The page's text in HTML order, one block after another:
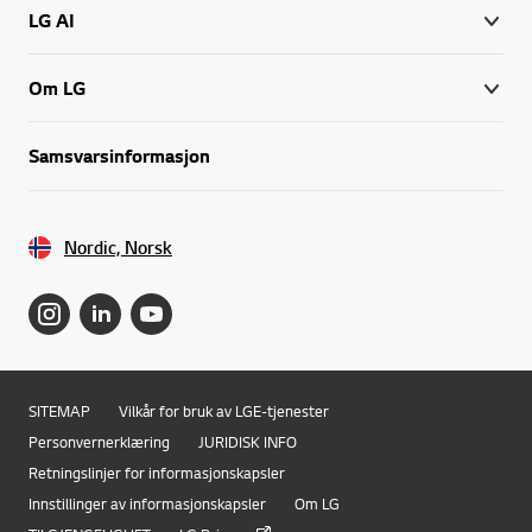
LG AI
Om LG
Samsvarsinformasjon
Nordic, Norsk
SITEMAP
Vilkår for bruk av LGE-tjenester
Personvernerklæring
JURIDISK INFO
Retningslinjer for informasjonskapsler
Innstillinger av informasjonskapsler
Om LG